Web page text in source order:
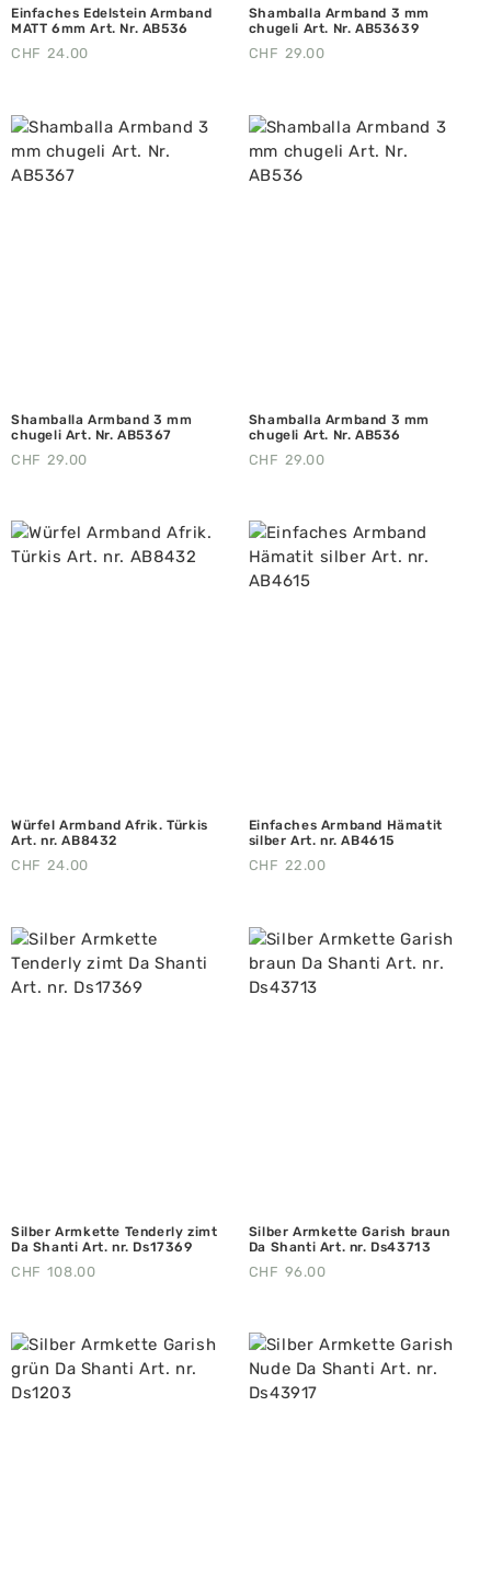
Einfaches Edelstein Armband
MATT 6mm Art. Nr. AB536
CHF 24.00
Shamballa Armband 3 mm
chugeli Art. Nr. AB53639
CHF 29.00
Shamballa Armband 3 mm
chugeli Art. Nr. AB5367
CHF 29.00
Shamballa Armband 3 mm
chugeli Art. Nr. AB536
CHF 29.00
Würfel Armband Afrik. Türkis
Art. nr. AB8432
CHF 24.00
Einfaches Armband Hämatit
silber Art. nr. AB4615
CHF 22.00
Silber Armkette Tenderly zimt
Da Shanti Art. nr. Ds17369
CHF 108.00
Silber Armkette Garish braun
Da Shanti Art. nr. Ds43713
CHF 96.00